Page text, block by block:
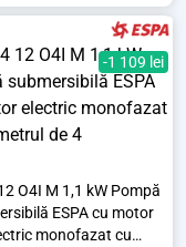
-1 109 lei
O4I M 1,1 kW Pompă
ESPA cu motor
monofazat cu